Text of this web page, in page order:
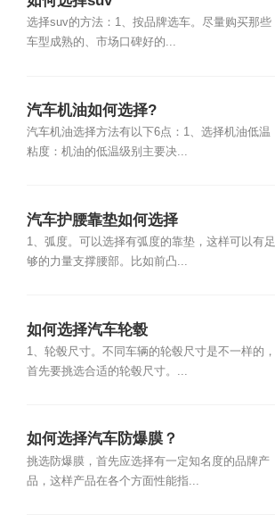
选择suv的方法：1、按品牌选车。尽量购买那些
车型成熟的、市场口碑好的...
汽车机油如何选择?
汽车机油选择方法有以下6点：1、选择机油低温
粘度：机油的低温级别主要决...
汽车护腰靠垫如何选择
1、弧度。可以选择有弧度的靠垫，这样可以有足
够的力量支撑腰部。比如前凸...
如何选择汽车轮毂
1、轮毂尺寸。不同车辆的轮毂尺寸是不一样的，
首先要挑选合适的轮毂尺寸。...
如何选择汽车防爆膜？
挑选防爆膜，首先应选择有一定知名度的品牌产
品，这样产品在各个方面性能指...